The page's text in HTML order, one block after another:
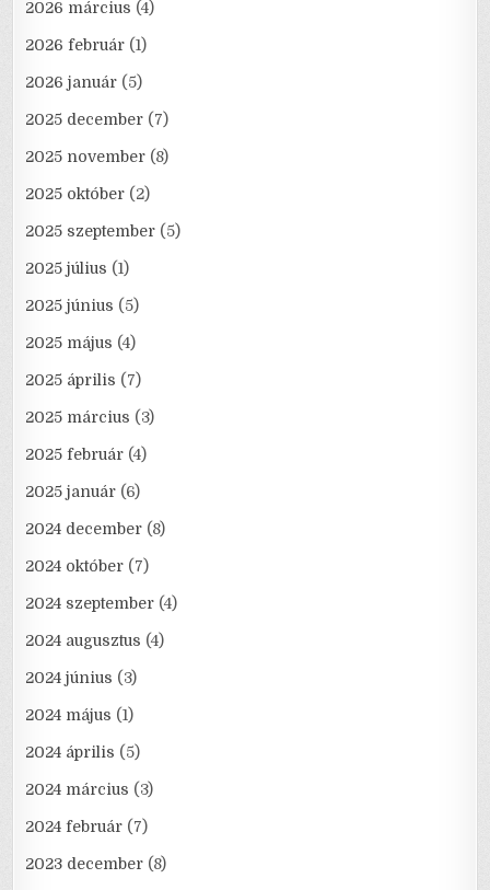
2026 március (4)
2026 február (1)
2026 január (5)
2025 december (7)
2025 november (8)
2025 október (2)
2025 szeptember (5)
2025 július (1)
2025 június (5)
2025 május (4)
2025 április (7)
2025 március (3)
2025 február (4)
2025 január (6)
2024 december (8)
2024 október (7)
2024 szeptember (4)
2024 augusztus (4)
2024 június (3)
2024 május (1)
2024 április (5)
2024 március (3)
2024 február (7)
2023 december (8)